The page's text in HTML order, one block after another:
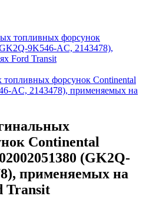
форсунок Continental
AC, 2143478), применяемых на
Continental
(GK2Q-
применяемых на
Transit